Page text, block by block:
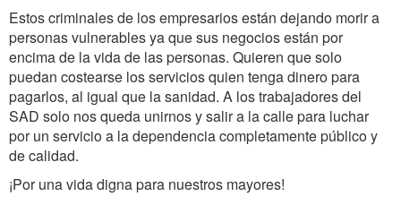
Estos criminales de los empresarios están dejando morir a
personas vulnerables ya que sus negocios están por
encima de la vida de las personas. Quieren que solo
puedan costearse los servicios quien tenga dinero para
pagarlos, al igual que la sanidad. A los trabajadores del
SAD solo nos queda unirnos y salir a la calle para luchar
por un servicio a la dependencia completamente público y
de calidad.
¡Por una vida digna para nuestros mayores!